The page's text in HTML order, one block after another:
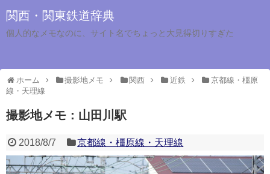
関西・関東鉄道辞典
個人的なメモなのに、サイト名でちょっと大見得切りすぎた
ホーム 撮影地メモ 関西 近鉄
京都線・橿原
線・天理線
撮影地メモ：山田川駅
2018/8/7 京都線・橿原線・天理線